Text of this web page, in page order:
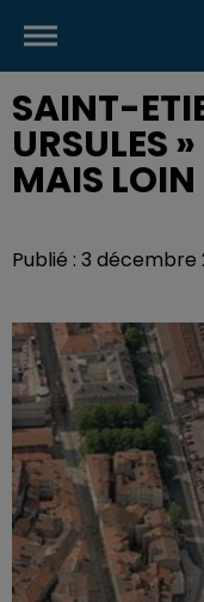
SAINT-
URSULES
MAIS LOIN
Publié : 3 décembre